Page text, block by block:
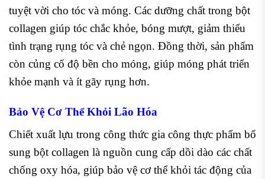
tuyệt vời cho tóc và móng. Các dưỡng chất trong bột
collagen giúp tóc chắc khỏe, bóng mượt, giảm thiểu
tình trạng rụng tóc và chẻ ngọn. Đồng thời, sản phẩm
còn củng cố độ bền cho móng, giúp móng phát triển
khỏe mạnh và ít gãy rụng hơn.
Bảo Vệ Cơ Thể Khỏi Lão Hóa
Chiết xuất lựu trong công thức gia công thực phẩm bổ
sung bột collagen là nguồn cung cấp dồi dào các chất
chống oxy hóa, giúp bảo vệ cơ thể khỏi tác động của